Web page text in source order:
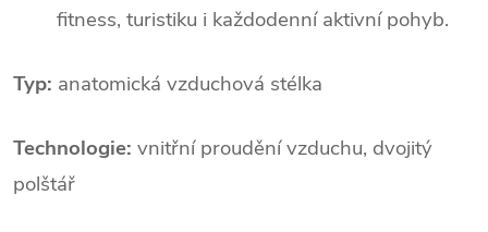
fitness, turistiku i každodenní aktivní pohyb.
Typ: anatomická vzduchová stélka
Technologie: vnitřní proudění vzduchu, dvojitý
polštář